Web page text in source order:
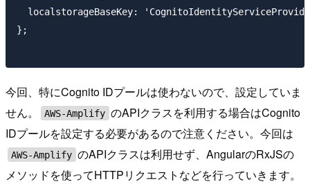
localstorageBaseKey:
};
今回、特にCognito IDプールは使わないので、設定していま
せん。
AWS-Amplify のAPIクラスを利用する場合はCognito
IDプールを設定する必要があるので注意ください。今回は
AWS-Amplify のAPIクラスは利用せず、AngularのRxJSの
メソッドを使ってHTTPリクエストなどを行っていきます。